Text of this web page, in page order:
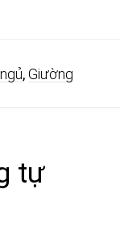
,Giường
tự